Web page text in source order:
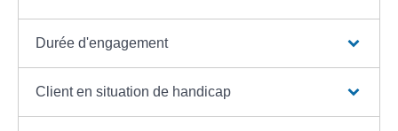
Durée d'engagement
Client en situation de handicap